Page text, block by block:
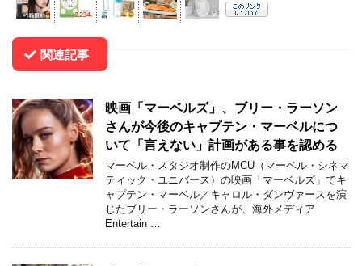
関連記事
映画「マーベルズ」、ブリー・ラーソン
さんが今後のキャプテン・マーベルにつ
いて「言えない」計画がある事を認める
マーベル・スタジオ制作のMCU（マーベル・シネマ
ティック・ユニバース）の映画「マーベルズ」でキ
ャプテン・マーベル／キャロル・ダンヴァースを演
じたブリー・ラーソンさんが、海外メディア
Entertain …